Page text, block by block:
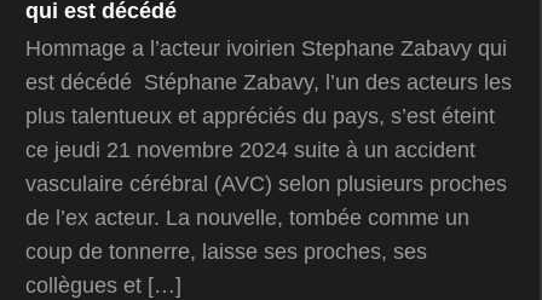
qui est décédé
Hommage a l’acteur ivoirien Stephane Zabavy qui
est décédé Stéphane Zabavy, l’un des acteurs les
plus talentueux et appréciés du pays, s’est éteint
ce jeudi 21 novembre 2024 suite à un accident
vasculaire cérébral (AVC) selon plusieurs proches
de l’ex acteur. La nouvelle, tombée comme un
coup de tonnerre, laisse ses proches, ses
collègues et […]